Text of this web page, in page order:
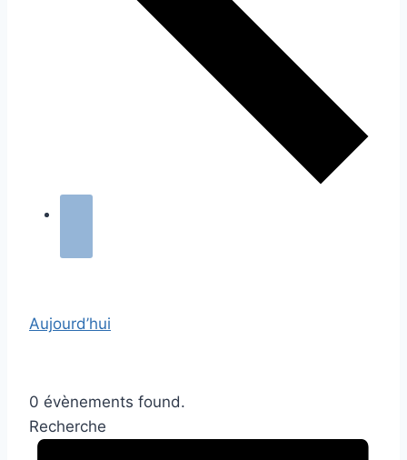
Aujourd’hui
0 évènements found.
Recherche